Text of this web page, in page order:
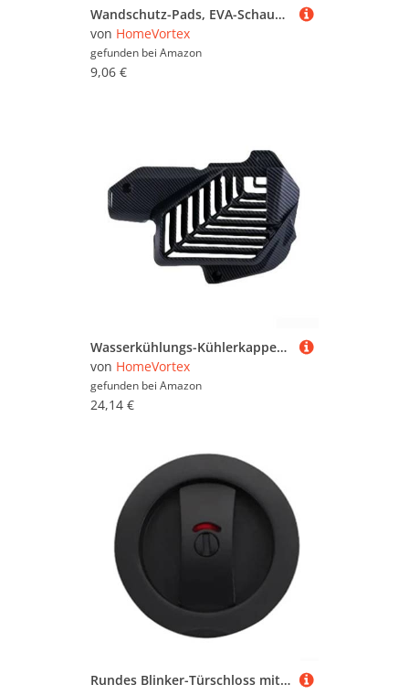
Wandschutz-Pads, EVA-Schaum-Stopper für Kopfteile und Sofas, Geräuschunterdrückung, 20 Stück
von HomeVortex
gefunden bei Amazon
9,06 €
Wasserkühlungs-Kühlerkappenschutz für Honda PCX160, Karbonfaser-Stil, ABS-Abdeckung bietet Haltbarkeit und Wärmeregulierung (Kohlefaser-Textur)
von HomeVortex
gefunden bei Amazon
24,14 €
Rundes Blinker-Türschloss mit eingebautem Hakenverschlusssystem für Schiebetüren und Badezimmertüren, geeignet für verschiedene Holztürarten und -stärken (schwarz)